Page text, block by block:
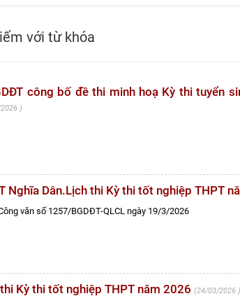
với từ khóa
công bố đề thi minh hoạ Kỳ thi tuyển
Nghĩa Dân.Lịch thi Kỳ thi tốt nghiệp THPT
văn số 1257/BGDĐT-QLCL ngày 19/3/2026
Kỳ thi tốt nghiệp THPT năm 2026 24/03/2026